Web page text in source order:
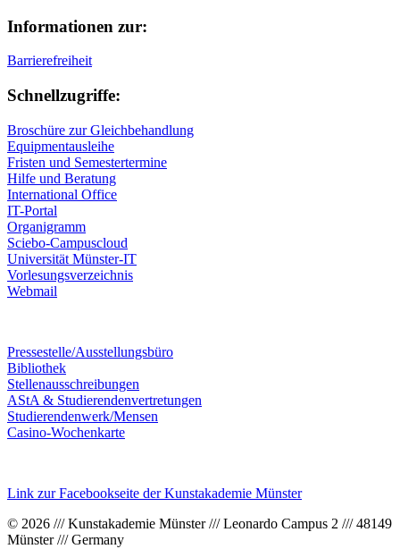
Informationen zur:
Barrierefreiheit
Schnellzugriffe:
Broschüre zur Gleichbehandlung
Equipmentausleihe
Fristen und Semestertermine
Hilfe und Beratung
International Office
IT-Portal
Organigramm
Sciebo-Campuscloud
Universität Münster-IT
Vorlesungsverzeichnis
Webmail
Pressestelle/Ausstellungsbüro
Bibliothek
Stellenausschreibungen
AStA & Studierendenvertretungen
Studierendenwerk/Mensen
Casino-Wochenkarte
Link zur Facebookseite der Kunstakademie Münster
© 2026 /// Kunstakademie Münster /// Leonardo Campus 2 /// 48149
Münster /// Germany